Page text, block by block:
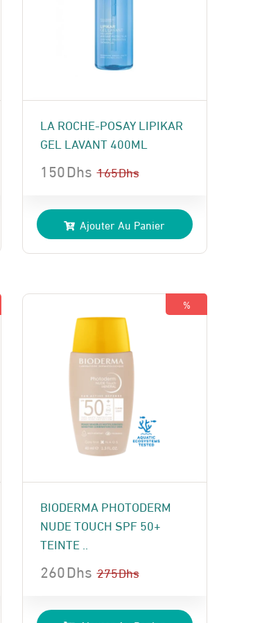
LA ROCHE-POSAY LIPIKAR
GEL LAVANT 400ML
165Dhs
prix
initial
était :
150Dhs
prix
actuel
est :
Ajouter Au Panier
%
BIODERMA PHOTODERM
NUDE TOUCH SPF 50+
TEINTE ..
275Dhs
prix
260Dhs
prix